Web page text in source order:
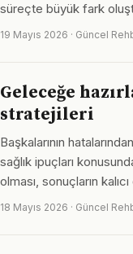
süreçte büyük fark
19 Mayıs 2026 · Güncel
Geleceğe
stratejileri
Başkalarının
sağlık ipuçları
olması, sonuçların
18 Mayıs 2026 · Güncel